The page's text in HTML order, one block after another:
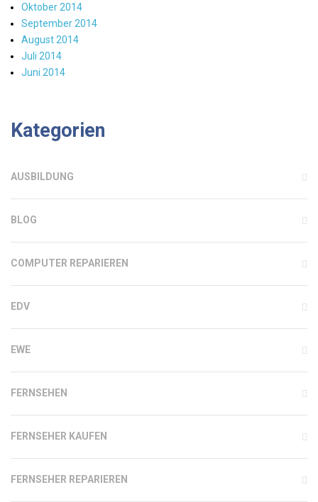
Oktober 2014
September 2014
August 2014
Juli 2014
Juni 2014
Kategorien
AUSBILDUNG
BLOG
COMPUTER REPARIEREN
EDV
EWE
FERNSEHEN
FERNSEHER KAUFEN
FERNSEHER REPARIEREN